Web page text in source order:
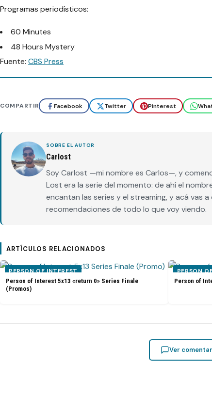
Programas periodísticos:
60 Minutes
48 Hours Mystery
Fuente: CBS Press
COMPARTIR Facebook Twitter Pinterest
SOBRE EL AUTOR
Carlost
Soy Carlost —mi nombre es Carlos—, y
Lost era la serie del momento: de ahí el
encantan las series y el streaming, y acá vas
recomendaciones de todo lo que voy viendo.
ARTÍCULOS RELACIONADOS
PERSON OF INTEREST
Person of Interest 5x13 «return 0» Series Finale
(Promos)
PERSON
Person of
Ver